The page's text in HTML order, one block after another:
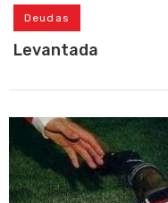
Deudas
Levantada